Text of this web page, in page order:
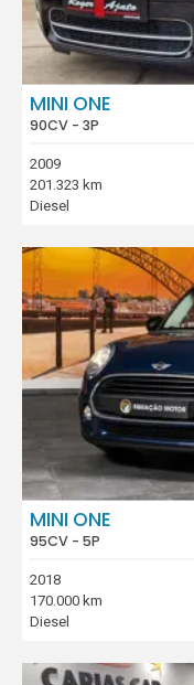
MINI ONE
90CV - 3P
2009
201.323 km
Diesel
MINI ONE
95CV - 5P
2018
170.000 km
Diesel